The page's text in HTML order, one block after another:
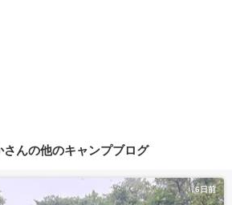
さんの他のキャンプブログ
6日前